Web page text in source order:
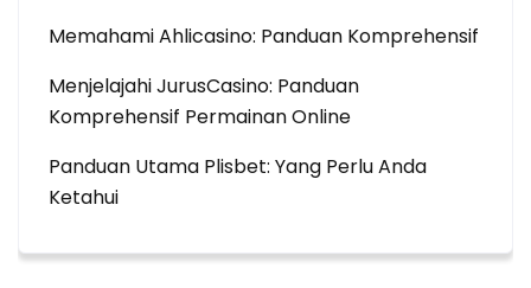
Memahami Ahlicasino: Panduan Komprehensif
Menjelajahi JurusCasino: Panduan
Komprehensif Permainan Online
Panduan Utama Plisbet: Yang Perlu Anda
Ketahui